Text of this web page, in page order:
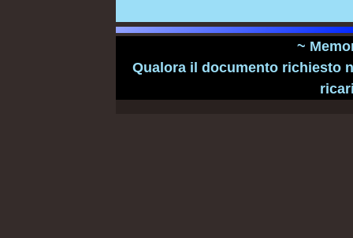
~
Qualora il documento richiesto